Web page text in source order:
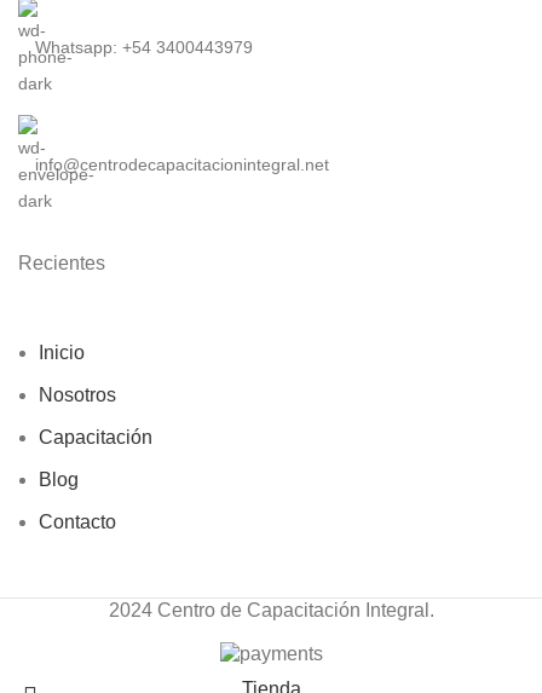
Whatsapp: +54 3400443979
info@centrodecapacitacionintegral.net
Recientes
Inicio
Nosotros
Capacitación
Blog
Contacto
2024 Centro de Capacitación Integral.
Tienda